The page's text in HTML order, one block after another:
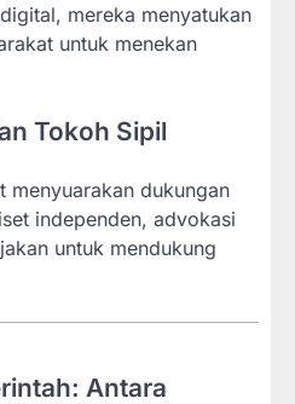
mereka menyatukan
untuk menekan
Tokoh Sipil
menyuarakan dukungan
independen, advokasi
untuk mendukung
Antara